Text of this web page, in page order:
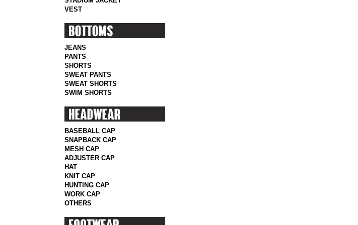
VEST
JEANS
PANTS
SHORTS
SWEAT PANTS
SWEAT SHORTS
SWIM SHORTS
BASEBALL CAP
SNAPBACK CAP
MESH CAP
ADJUSTER CAP
HAT
KNIT CAP
HUNTING CAP
WORK CAP
OTHERS